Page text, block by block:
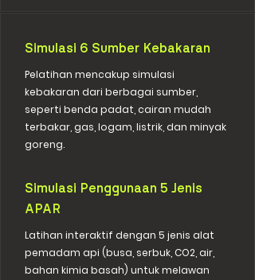
Simulasi 6 Sumber Kebakaran
Pelatihan mencakup simulasi
kebakaran dari berbagai sumber,
seperti benda padat, cairan mudah
terbakar, gas, logam, listrik, dan minyak
goreng.
Simulasi Penggunaan 5 Jenis
APAR
Latihan interaktif dengan 5 jenis alat
pemadam api (busa, serbuk, CO2, air,
bahan kimia basah) untuk melawan